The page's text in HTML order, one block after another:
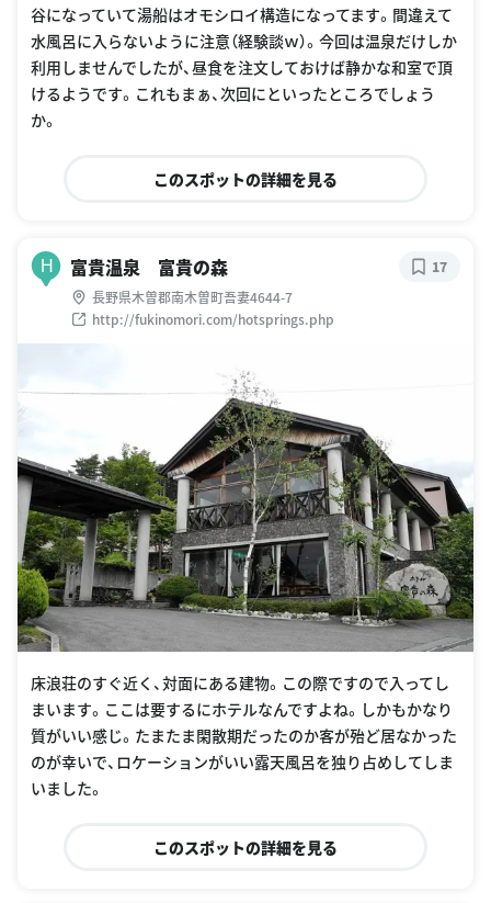
谷になっていて湯船はオモシロイ構造になってます。間違えて
水風呂に入らないように注意（経験談ｗ）。今回は温泉だけしか
利用しませんでしたが、昼食を注文しておけば静かな和室で頂
けるようです。これもまぁ、次回にといったところでしょう
か。
このスポットの詳細を見る
H 富貴温泉 富貴の森
長野県木曽郡南木曽町吾妻4644-7
http://fukinomori.com/hotsprings.php
17
床浪荘のすぐ近く、対面にある建物。この際ですので入ってし
まいます。ここは要するにホテルなんですよね。しかもかなり
質がいい感じ。たまたま閑散期だったのか客が殆ど居なかった
のが幸いで、ロケーションがいい露天風呂を独り占めしてしま
いました。
このスポットの詳細を見る